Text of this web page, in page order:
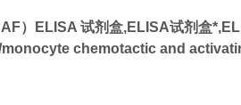
）ELISA 试剂盒,ELISA试剂盒
chemotactic and